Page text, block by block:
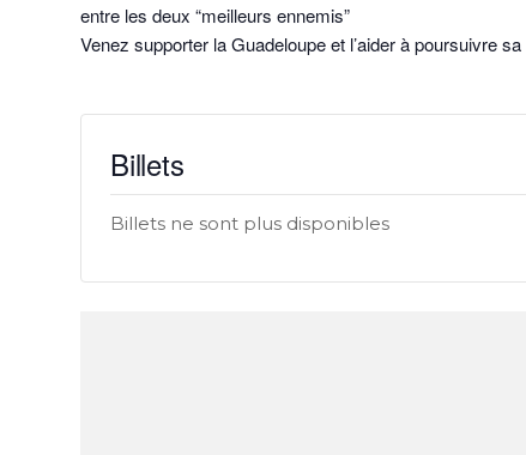
entre les deux “meilleurs ennemis”
Venez supporter la Guadeloupe et l’aider à poursuivre
Billets
Billets ne sont plus disponibles